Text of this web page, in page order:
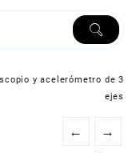
y acelerómetro de 3
ejes
← →